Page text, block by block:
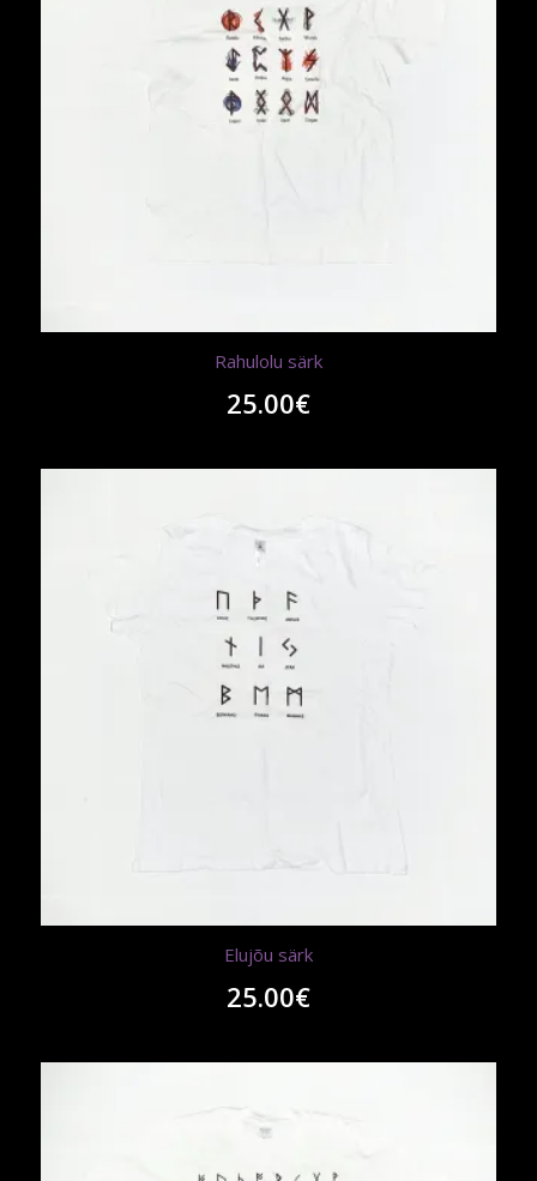
Rahulolu särk
25.00€
Elujõu särk
25.00€